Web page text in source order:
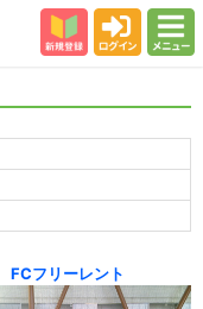
FCフリーレント